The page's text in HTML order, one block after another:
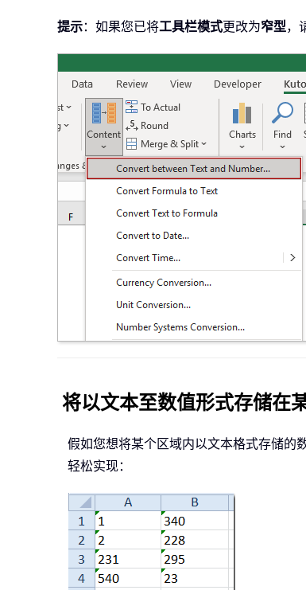
提示：如果您已将工具栏模式更改为窄型，
将以文本至数值形式存储在
假如您想将某个区域内以文本格式存储的
轻松实现：